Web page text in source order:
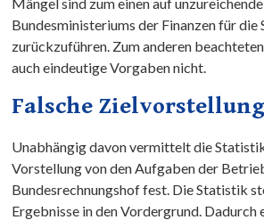
Bundesministeriums der Finanzen für die
zurückzuführen. Zum anderen
auch eindeutige Vorgaben nicht.
Falsche Zielvorstellung
Unabhängig davon vermittelt die
Vorstellung von den Aufgaben der
Bundesrechnungshof fest. Die Statistik
Ergebnisse in den Vordergrund. Dadurch